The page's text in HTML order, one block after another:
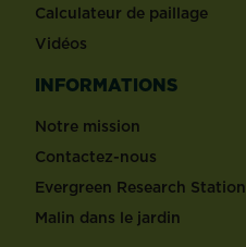
Calculateur de paillage
Vidéos
INFORMATIONS
Notre mission
Contactez-nous
Evergreen Research Station
Malin dans le jardin